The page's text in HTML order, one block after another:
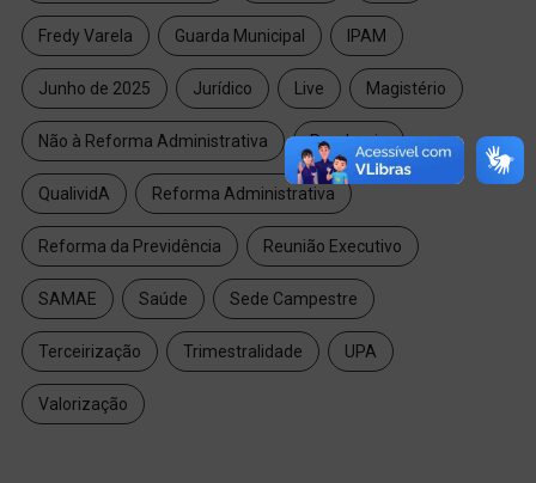
Fredy Varela Guarda Municipal IPAM
Junho de 2025 Jurídico Live Magistério
Não à Reforma Administrativa Pandemia
QualividA Reforma Administrativa
Reforma da Previdência Reunião Executivo
SAMAE Saúde Sede Campestre
Terceirização Trimestralidade UPA
Valorização